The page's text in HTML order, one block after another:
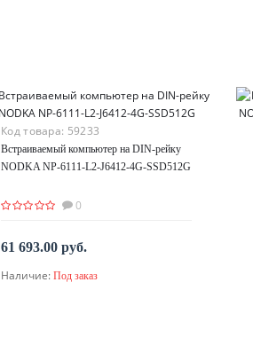
Код товара: 59233
Встраиваемый компьютер на DIN-рейку
NODKA NP-6111-L2-J6412-4G-SSD512G
0
61 693.00 руб.
По запросу
Наличие: Под заказ